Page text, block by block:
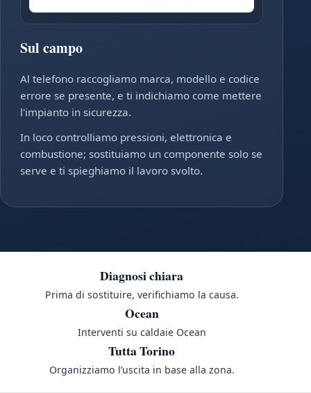
Sul campo
Al telefono raccogliamo marca, modello e codice
errore se presente, e ti indichiamo come mettere
l'impianto in sicurezza.
In loco controlliamo pressioni, elettronica e
combustione; sostituiamo un componente solo se
serve e ti spieghiamo il lavoro svolto.
Diagnosi chiara
Prima di sostituire, verifichiamo la causa.
Ocean
Interventi su caldaie Ocean
Tutta Torino
Organizziamo l’uscita in base alla zona.